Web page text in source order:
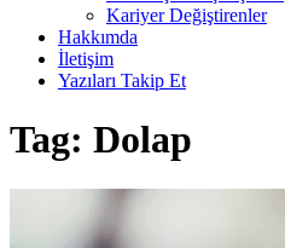
Kariyer Değiştirenler
Hakkımda
İletişim
Yazıları Takip Et
Tag: Dolap